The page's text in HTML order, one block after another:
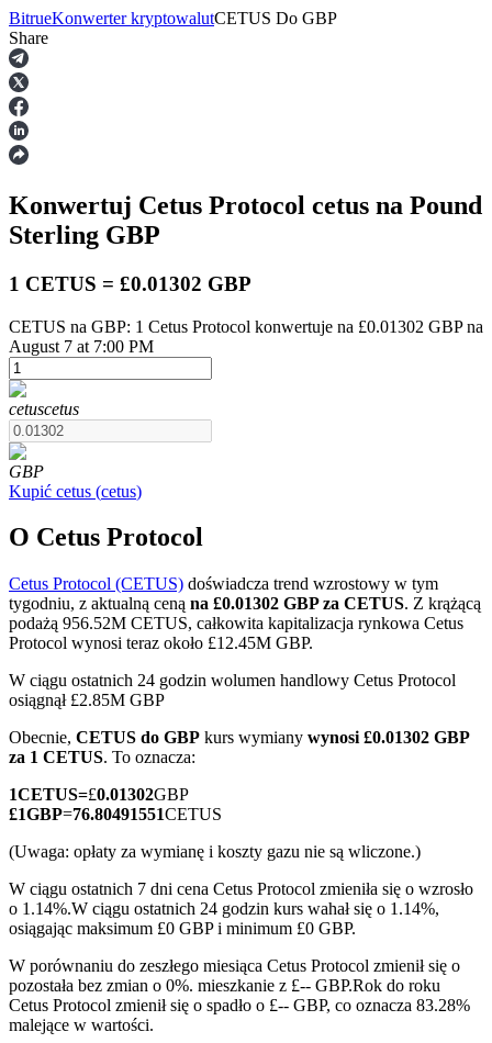
Kontrakty terminowe
Kontrakty terminowe na USDT
Kontrakty terminowe COIN-M
Kontrakty terminowe na kryptowaluty
TradFi
Instrumenty pochodne na akcje, forex, metale szlachetne i
towary
Kontrakty terminowe na USDC
Kontrakty futures wykorzystujące USDC jako zabezpieczenie
BitrueKonwerter kryptowalutCETUS Do GBP
Share
Konwertuj Cetus Protocol cetus na Pound
Sterling GBP
1 CETUS = £0.01302 GBP
CETUS na GBP: 1 Cetus Protocol konwertuje na £0.01302 GBP na
August 7 at 7:00 PM
cetuscetus
GBP
Kupić cetus (cetus)
O Cetus Protocol
Cetus Protocol (CETUS) doświadcza trend wzrostowy w tym
tygodniu, z aktualną ceną na £0.01302 GBP za CETUS. Z krążącą
podażą 956.52M CETUS, całkowita kapitalizacja rynkowa Cetus
Protocol wynosi teraz około £12.45M GBP.
W ciągu ostatnich 24 godzin wolumen handlowy Cetus Protocol
osiągnął £2.85M GBP
Obecnie, CETUS do GBP kurs wymiany wynosi £0.01302 GBP
za 1 CETUS. To oznacza:
1CETUS=£0.01302GBP
£1GBP=76.80491551CETUS
(Uwaga: opłaty za wymianę i koszty gazu nie są wliczone.)
W ciągu ostatnich 7 dni cena Cetus Protocol zmieniła się o wzrosło
o 1.14%.W ciągu ostatnich 24 godzin kurs wahał się o 1.14%,
osiągając maksimum £0 GBP i minimum £0 GBP.
W porównaniu do zeszłego miesiąca Cetus Protocol zmienił się o
pozostała bez zmian o 0%. mieszkanie z £-- GBP.Rok do roku
Cetus Protocol zmienił się o spadło o £-- GBP, co oznacza 83.28%
malejące w wartości.